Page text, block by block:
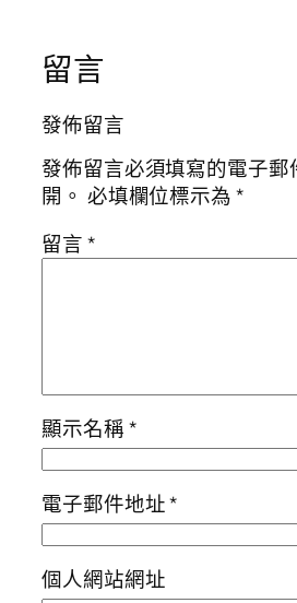
留言
發佈留言
發佈留言必須填寫的電子郵
開。 必填欄位標示為*
留言*
顯示名稱*
電子郵件地址*
個人網站網址